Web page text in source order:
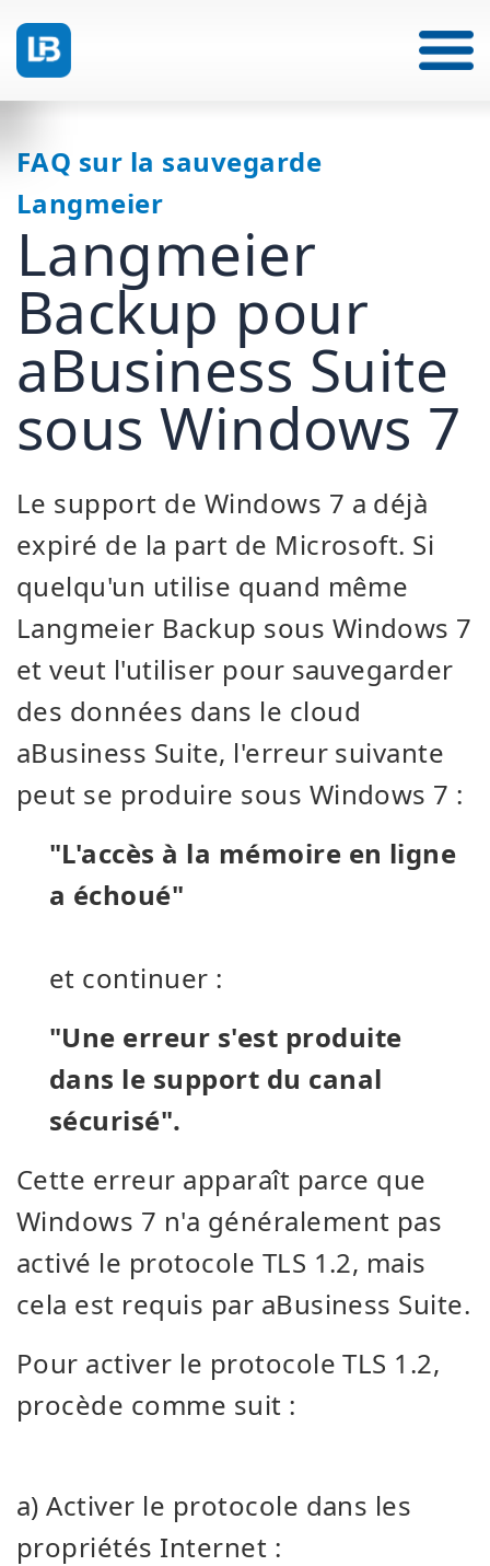
FAQ sur la sauvegarde
Langmeier
Langmeier
Backup pour
aBusiness Suite
sous Windows 7
Le support de Windows 7 a déjà
expiré de la part de Microsoft. Si
quelqu'un utilise quand même
Langmeier Backup sous Windows 7
et veut l'utiliser pour sauvegarder
des données dans le cloud
aBusiness Suite, l'erreur suivante
peut se produire sous Windows 7 :
"L'accès à la mémoire en ligne
a échoué"
et continuer :
"Une erreur s'est produite
dans le support du canal
sécurisé".
Cette erreur apparaît parce que
Windows 7 n'a généralement pas
activé le protocole TLS 1.2, mais
cela est requis par aBusiness Suite.
Pour activer le protocole TLS 1.2,
procède comme suit :
a) Activer le protocole dans les
propriétés Internet :